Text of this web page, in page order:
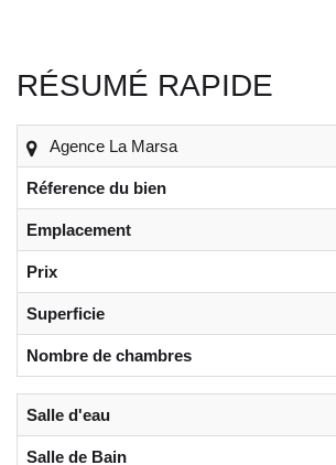
RÉSUMÉ RAPIDE
Agence La Marsa
Réference du bien
Emplacement
Prix
Superficie
Nombre de chambres
Salle d'eau
Salle de Bain